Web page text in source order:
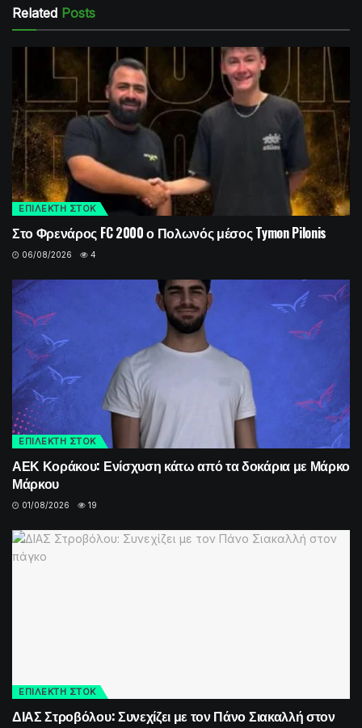
Related Posts
ΕΠΙΛΕΚΤΗ ΣΤΟΚ
Στο Φρενάρος FC 2000 ο Πολωνός μέσος Tymon Pilonis
06/08/2026 4
ΕΠΙΛΕΚΤΗ ΣΤΟΚ
ΑΕΚ Κοράκου: Ενίσχυση κάτω από τα δοκάρια με Μάρκο
Μάρκου
01/08/2026 19
ΕΠΙΛΕΚΤΗ ΣΤΟΚ
ΔΙΑΣ Στροβόλου: Συνεχίζει με τον Πάνο Σιακαλλή στον